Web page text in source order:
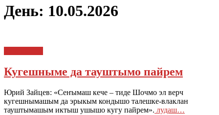
День: 10.05.2026
Кугешныме да тауштымо пайрем
Юрий Зайцев: «Сеҥымаш кече – тиде Шочмо эл верч
кугешнымашым да эрыкым кондышо талешке-влаклан
тауштымашым иктыш ушышо кугу пайрем». лудаш…